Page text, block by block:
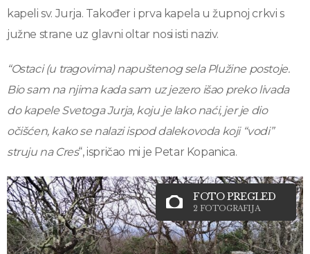
kapeli sv. Jurja. Također i prva kapela u župnoj crkvi s
južne strane uz glavni oltar nosi isti naziv.
“Ostaci (u tragovima) napuštenog sela Plužine postoje.
Bio sam na njima kada sam uz jezero išao preko livada
do kapele Svetoga Jurja, koju je lako naći, jer je dio
očišćen, kako se nalazi ispod dalekovoda koji “vodi”
struju na Cres“, ispričao mi je Petar Kopanica.
FOTO PREGLED
2 FOTOGRAFIJA